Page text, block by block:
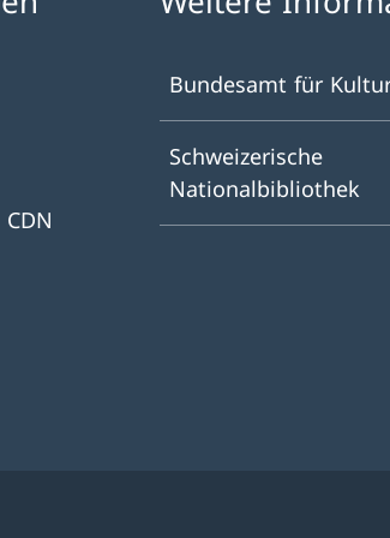
Bundesamt für
Schweizerische
Nationalbibliothek